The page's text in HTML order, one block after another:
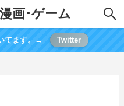
画･ゲーム
てます。→ Twitter